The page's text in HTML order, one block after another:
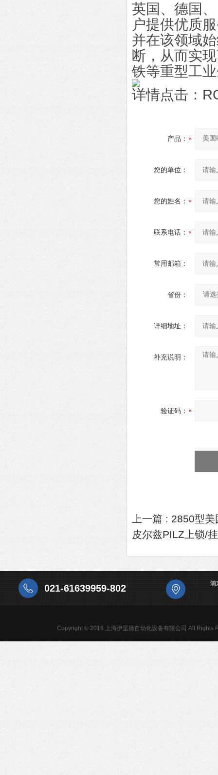
英国、德国
户提供优质
并在该领域
断，从而实
铁等重型工
详情点击：
产品：
您的单位：
您的姓名：
联系电话：
常用邮箱：
省份：
详细地址：
补充说明：
验证码：
上一篇 : 2850型美
皮尔兹PILZ上锁/
021-61639959-802 浦
Copyright © 2018 上海伊里德自动化设备有限公司 All Rights